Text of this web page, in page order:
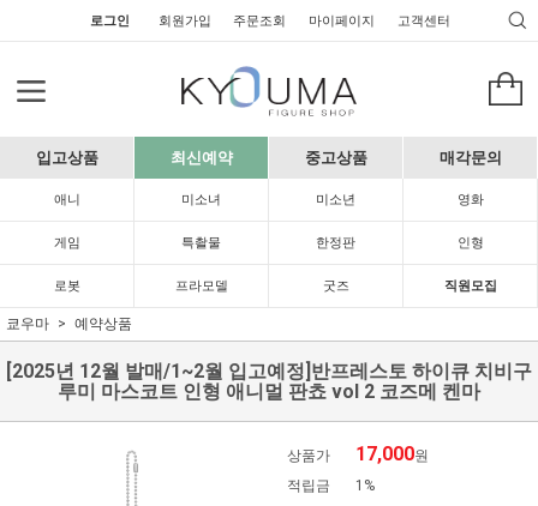
로그인 회원가입 주문조회 마이페이지 고객센터
입고상품 최신예약 중고상품 매각문의
애니 미소녀 미소년 영화
게임 특촬물 한정판 인형
로봇 프라모델 굿즈 직원모집
쿄우마 예약상품
[2025년 12월 발매/1~2월 입고예정]반프레스토 하이큐 치비구
루미 마스코트 인형 애니멀 판쵸 vol 2 코즈메 켄마
상품가 17,000원
적립금
1%